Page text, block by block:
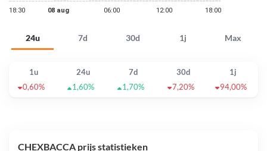
24u 7d 30d 1j Max
1u 24u 7d 30d
1j
0,60%
1,60% 1,70% 7,20% 94,00%
CHEXBACCA prijs statistieken